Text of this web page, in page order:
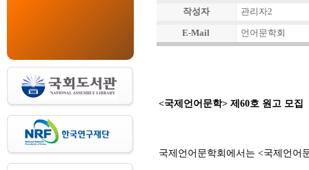
작성자 관리자2
E-Mail 언어문학회
<국제언어문학> 제 60호 원고 모집
국제언어문학회에서는 <국제언어